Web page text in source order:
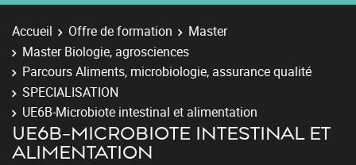
Accueil Offre de formation
Master
Master Biologie, agrosciences
Parcours Aliments, microbiologie, assurance qualité
SPECIALISATION
UE6B-Microbiote intestinal et alimentation
UE6B-MICROBIOTE INTESTINAL ET
ALIMENTATION